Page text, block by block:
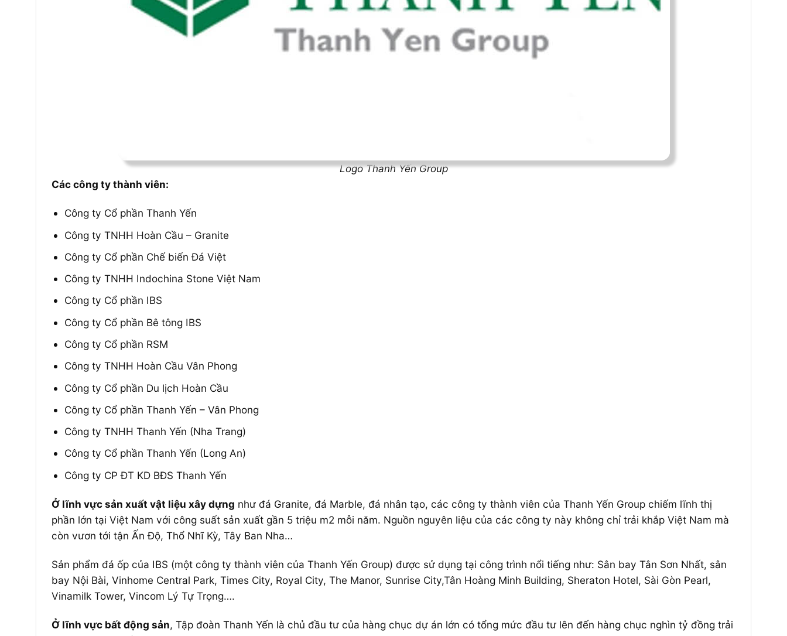
Logo Thanh Yến Group
Các công ty thành viên:
Công ty Cổ phần Thanh Yến
Công ty TNHH Hoàn Cầu – Granite
Công ty Cổ phần Chế biến Đá Việt
Công ty TNHH Indochina Stone Việt Nam
Công ty Cổ phần IBS
Công ty Cổ phần Bê tông IBS
Công ty Cổ phần RSM
Công ty TNHH Hoàn Cầu Vân Phong
Công ty Cổ phần Du lịch Hoàn Cầu
Công ty Cổ phần Thanh Yến – Vân Phong
Công ty TNHH Thanh Yến (Nha Trang)
Công ty Cổ phần Thanh Yến (Long An)
Công ty CP ĐT KD BĐS Thanh Yến
Ở lĩnh vực sản xuất vật liệu xây dựng như đá Granite, đá Marble, đá nhân tạo, các công ty thành viên của Thanh Yến Group chiếm lĩnh thị
phần lớn tại Việt Nam với công suất sản xuất gần 5 triệu m2 mỗi năm. Nguồn nguyên liệu của các công ty này không chỉ trải khắp Việt Nam mà
còn vươn tới tận Ấn Độ, Thổ Nhĩ Kỳ, Tây Ban Nha…
Sản phẩm đá ốp của IBS (một công ty thành viên của Thanh Yến Group) được sử dụng tại công trình nổi tiếng như: Sân bay Tân Sơn Nhất, sân
bay Nội Bài, Vinhome Central Park, Times City, Royal City, The Manor, Sunrise City,Tân Hoàng Minh Building, Sheraton Hotel, Sài Gòn Pearl,
Vinamilk Tower, Vincom Lý Tự Trọng….
Ở lĩnh vực bất động sản, Tập đoàn Thanh Yến là chủ đầu tư của hàng chục dự án lớn có tổng mức đầu tư lên đến hàng chục nghìn tỷ đồng trải